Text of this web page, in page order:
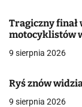
a
w
i
Tragiczny finał
motocyklistów
9 sierpnia 2026
Ryś znów
9 sierpnia 2026